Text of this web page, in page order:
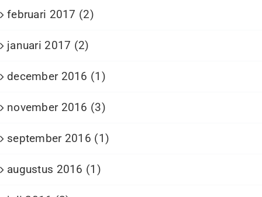
februari 2017 (2)
januari 2017 (2)
december 2016 (1)
november 2016 (3)
september 2016 (1)
augustus 2016 (1)